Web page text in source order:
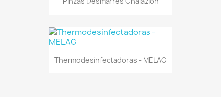
Thermodesinfectadoras - MELAG